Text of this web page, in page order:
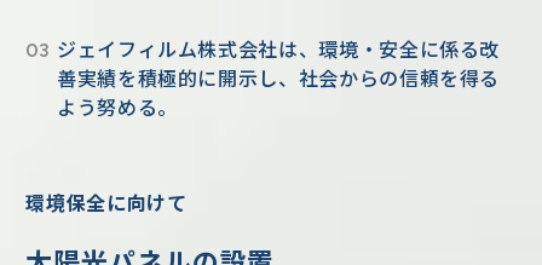
ジェイフィルム株式会社は、環境・安全に係る改
善実績を積極的に開示し、社会からの信頼を得る
よう努める。
環境保全に向けて